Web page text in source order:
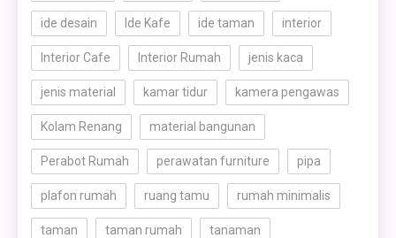
ide desain Ide Kafe ide taman interior
Interior Cafe Interior Rumah jenis kaca
jenis material kamar tidur kamera pengawas
Kolam Renang material bangunan
Perabot Rumah perawatan furniture pipa
plafon rumah ruang tamu rumah minimalis
taman taman rumah tanaman